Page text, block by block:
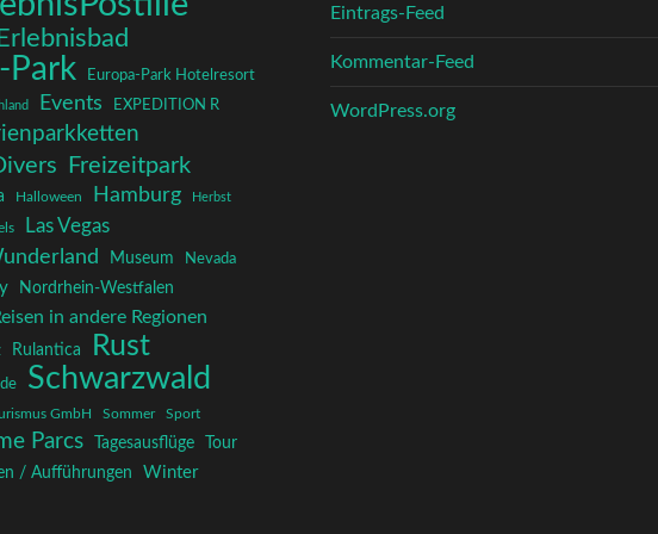
Erlebnisbad
Park Europa-Park Hotelresort
Events EXPEDITION R
Freizeitpark
Halloween Hamburg Herbst
Las Vegas
Museum Nevada
Nordrhein-Westfalen
in andere Regionen
Rulantica Rust
Schwarzwald
GmbH Sommer Sport
Parcs Tagesausflüge
Tour
/ Aufführungen
Winter
Eintrags-Feed
Kommentar-Feed
WordPress.org